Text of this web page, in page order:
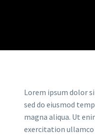
Lorem ipsum dolor
sed do eiusmod
magna aliqua. Ut
exercitation ullamco